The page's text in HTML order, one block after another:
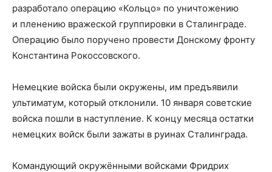
разработало операцию «Кольцо» по уничтожению
и пленению вражеской группировки в Сталинграде.
Операцию было поручено провести Донскому фронту
Константина Рокоссовского.
Немецкие войска были окружены, им предъявили
ультиматум, который отклонили. 10 января советские
войска пошли в наступление. К концу месяца остатки
немецких войск были зажаты в руинах Сталинграда.
Командующий окружёнными войсками Фридрих